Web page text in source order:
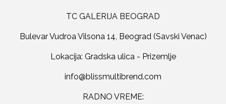
TC GALERIJA BEOGRAD
Bulevar Vudroa Vilsona 14, Beograd (Savski Venac)
Lokacija: Gradska ulica - Prizemlje
RADNO VREME: